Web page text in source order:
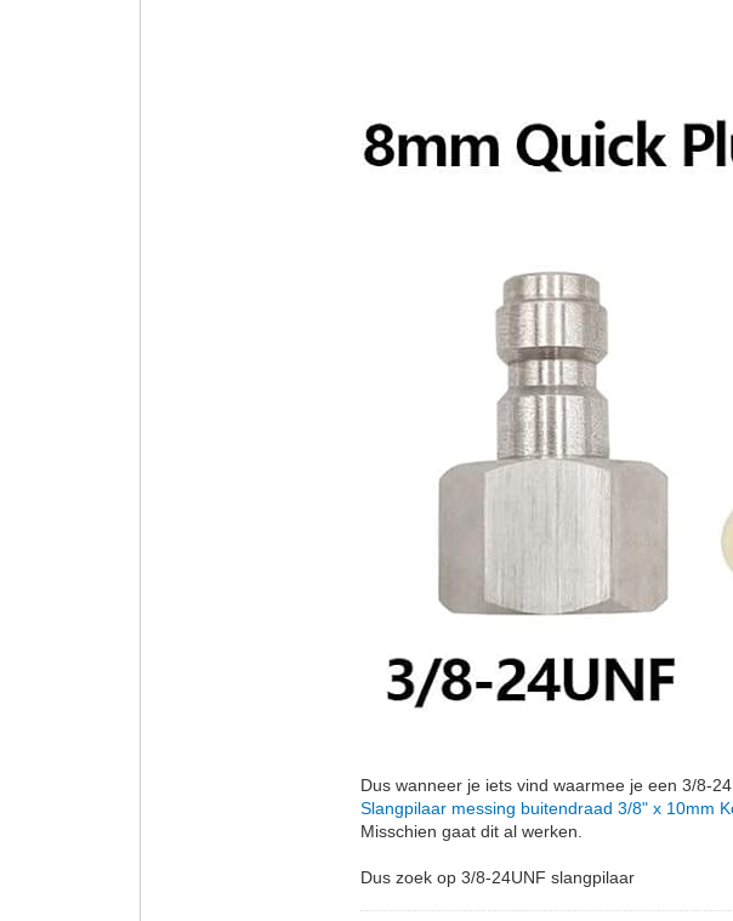
Dus wanneer je iets vind waarmee je een 3/8-
Slangpilaar messing buitendraad 3/8" x 10mm
Misschien gaat dit al werken.
Dus zoek op 3/8-24UNF slangpilaar